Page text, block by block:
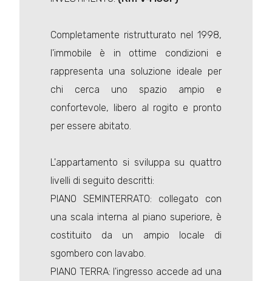
Completamente ristrutturato nel 1998,
l'immobile è in ottime condizioni e
rappresenta una soluzione ideale per
chi cerca uno spazio ampio e
confortevole, libero al rogito e pronto
per essere abitato.
L'appartamento si sviluppa su quattro
livelli di seguito descritti:
PIANO SEMINTERRATO: collegato con
una scala interna al piano superiore, è
costituito da un ampio locale di
sgombero con lavabo.
PIANO TERRA: l'ingresso accede ad una